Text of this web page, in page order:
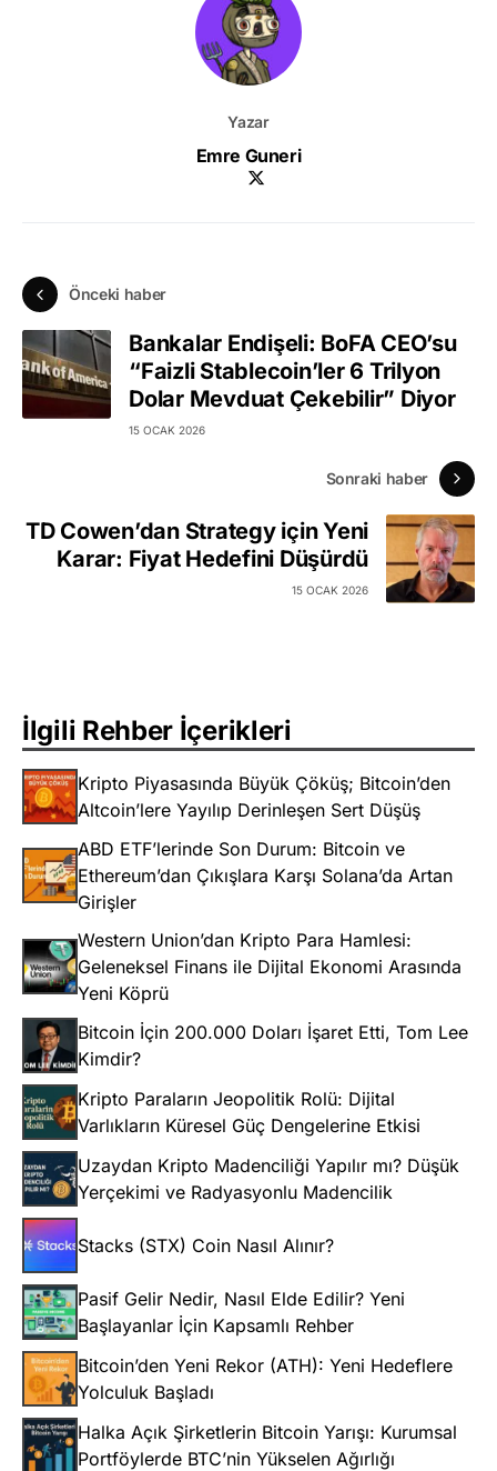
Yazar
Emre Guneri
Önceki haber
Bankalar Endişeli: BoFA CEO’su
“Faizli Stablecoin’ler 6 Trilyon
Dolar Mevduat Çekebilir” Diyor
15 OCAK 2026
Sonraki haber
TD Cowen’dan Strategy için Yeni
Karar: Fiyat Hedefini Düşürdü
15 OCAK 2026
İlgili Rehber İçerikleri
Kripto Piyasasında Büyük Çöküş; Bitcoin’den
Altcoin’lere Yayılıp Derinleşen Sert Düşüş
ABD ETF’lerinde Son Durum: Bitcoin ve
Ethereum’dan Çıkışlara Karşı Solana’da Artan
Girişler
Western Union’dan Kripto Para Hamlesi:
Geleneksel Finans ile Dijital Ekonomi Arasında
Yeni Köprü
Bitcoin İçin 200.000 Doları İşaret Etti, Tom Lee
Kimdir?
Kripto Paraların Jeopolitik Rolü: Dijital
Varlıkların Küresel Güç Dengelerine Etkisi
Uzaydan Kripto Madenciliği Yapılır mı? Düşük
Yerçekimi ve Radyasyonlu Madencilik
Stacks (STX) Coin Nasıl Alınır?
Pasif Gelir Nedir, Nasıl Elde Edilir? Yeni
Başlayanlar İçin Kapsamlı Rehber
Bitcoin’den Yeni Rekor (ATH): Yeni Hedeflere
Yolculuk Başladı
Halka Açık Şirketlerin Bitcoin Yarışı: Kurumsal
Portföylerde BTC’nin Yükselen Ağırlığı